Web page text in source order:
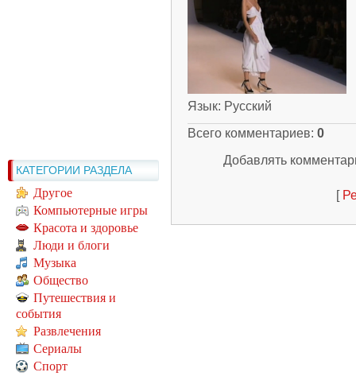
КАТЕГОРИИ РАЗДЕЛА
Другое
Компьютерные игры
Красота и здоровье
Люди и блоги
Музыка
Общество
Путешествия и
события
Развлечения
Сериалы
Спорт
Язык: Русский
Всего комментариев: 0
Добавлять
[